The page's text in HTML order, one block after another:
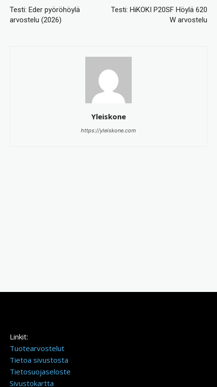
Testi: Eder pyöröhöylä
arvostelu (2026)
Testi: HiKOKI P20SF Höylä 620
W arvostelu
Yleiskone
https://yleiskone.com
Linkit:
Tuotearvostelut
Tietoa sivustosta
Tietosuojaseloste
Sivustokartta